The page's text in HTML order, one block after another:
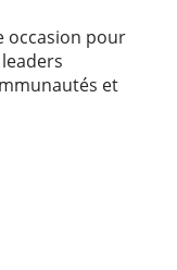
occasion pour
et